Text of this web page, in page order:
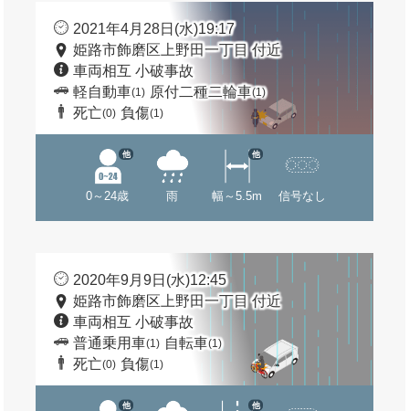
2021年4月28日(水)19:17
姫路市飾磨区上野田一丁目 付近
車両相互 小破事故
軽自動車(1) 原付二種二輪車(1)
死亡(0) 負傷(1)
0～24歳
他
雨 幅～5.5m
他
信号なし
2020年9月9日(水)12:45
姫路市飾磨区上野田一丁目 付近
車両相互 小破事故
普通乗用車(1) 自転車(1)
死亡(0) 負傷(1)
他 他